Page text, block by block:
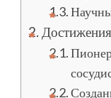
Достижения